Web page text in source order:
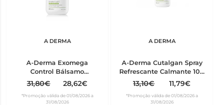
A DERMA
A-Derma Exomega
Control Bálsamo
Emoliente 400 ml
31,80€ 28,62€
*Promoção válida de 01/08/2026 a
31/08/2026
A DERMA
A-Derma Cutalgan Spray
Refrescante Calmante 100
13,10€ 11,79€
*Promoção válida de 01/08/2026 a
31/08/2026